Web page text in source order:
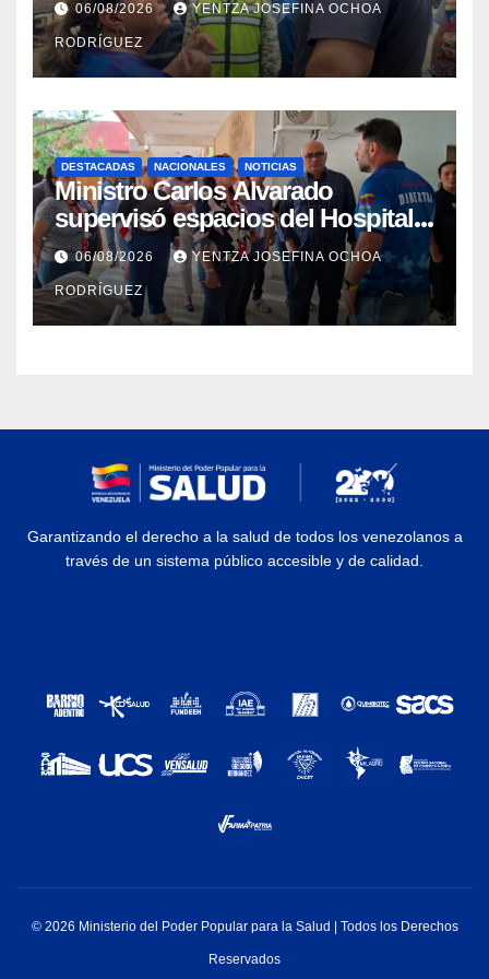
Catia la Mar
06/08/2026 YENTZA JOSEFINA OCHOA
RODRÍGUEZ
DESTACADAS NACIONALES NOTICIAS
Ministro Carlos Alvarado
supervisó espacios del Hospital
Dermatológico Dr. Martín Vegas
en La Guaira
06/08/2026 YENTZA JOSEFINA OCHOA
RODRÍGUEZ
Garantizando el derecho a la salud de todos los venezolanos a
través de un sistema público accesible y de calidad.
© 2026 Ministerio del Poder Popular para la Salud | Todos los Derechos
Reservados